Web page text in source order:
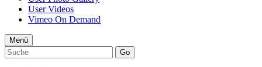
User Videos
Vimeo On Demand
Menü
Go